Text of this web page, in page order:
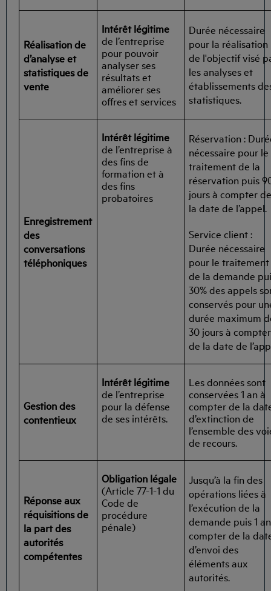
Réalisation de
d’analyse et
statistiques de
vente
Intérêt légitime
de l’entreprise
pour pouvoir
analyser ses
résultats et
améliorer ses
offres et services
Durée nécessaire
pour la réalisation
de l'objectif visé
les analyses et
établissements
statistiques.
Enregistrement
des
conversations
téléphoniques
Intérêt légitime
de l’entreprise à
des fins de
formation et à
des fins
probatoires
Réservation :
nécessaire pour le
traitement de la
réservation puis
jours à compter
la date de l’appel.
Service client :
Durée nécessaire
pour le traitement
de la demande
30% des appels
conservés pour
durée maximum
30 jours à compter
de la date de
Gestion des
contentieux
Intérêt légitime
de l’entreprise
pour la défense
de ses intérêts.
Les données sont
conservées 1 an à
compter de la
d’extinction de
l’ensemble des
de recours.
Réponse aux
réquisitions de
la part des
autorités
compétentes
Obligation légale
(Article 77-1-1 du
Code de
procédure
pénale)
Jusqu’à la fin des
opérations liées à
l’exécution de la
demande puis 1
compter de la
d’envoi des
éléments aux
autorités.